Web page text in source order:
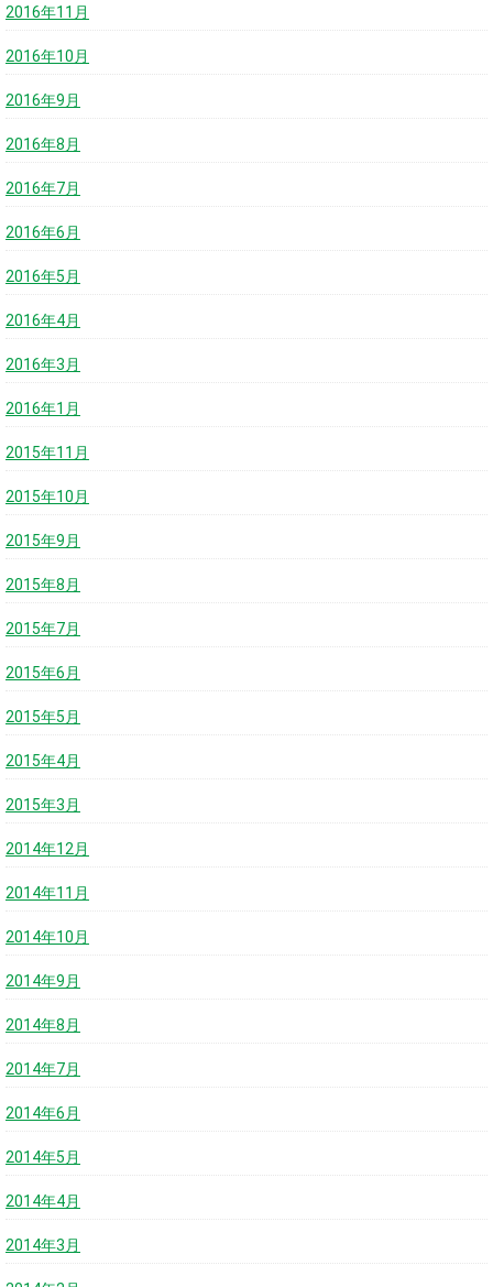
2016年11月
2016年10月
2016年9月
2016年8月
2016年7月
2016年6月
2016年5月
2016年4月
2016年3月
2016年1月
2015年11月
2015年10月
2015年9月
2015年8月
2015年7月
2015年6月
2015年5月
2015年4月
2015年3月
2014年12月
2014年11月
2014年10月
2014年9月
2014年8月
2014年7月
2014年6月
2014年5月
2014年4月
2014年3月